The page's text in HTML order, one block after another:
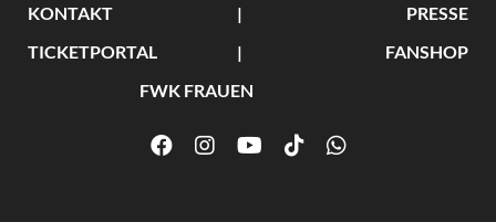
KONTAKT
PRESSE
TICKETPORTAL
FANSHOP
FWK FRAUEN